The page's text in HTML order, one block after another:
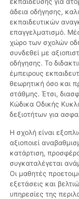
άδεια οδήγησης,
εκπαιδευτικών
επαγγελματισμό.
χώρο των σχολών
συνδεθεί με
οδήγησης. Το
έμπειρους
θεωρητική όσο και
στάθμης. Έτσι,
Κώδικα Οδικής
δεξιοτήτων για
Η σχολή είναι
αξιοποιεί
κατάρτιση,
συγκαταλέγεται
Οι μαθητές
εξετάσεις και
υπηρεσίες της